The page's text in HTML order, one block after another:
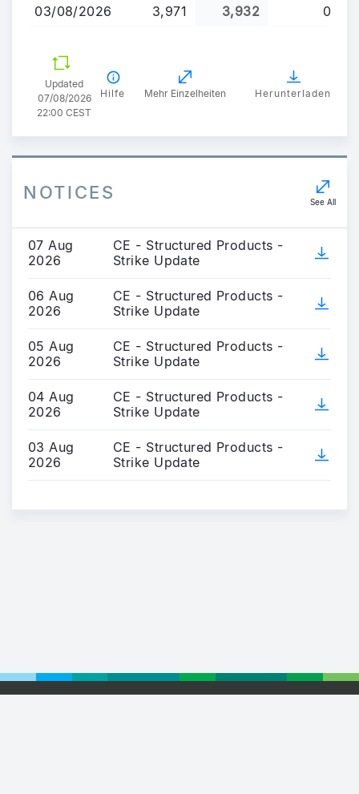
03/08/2026
3,971 3,932 0
Updated
07/08/2026
22:00 CEST
Hilfe Mehr Einzelheiten Herunterladen
NOTICES See All
07 Aug
2026
CE - Structured Products -
Strike Update
06 Aug
2026
CE - Structured Products -
Strike Update
05 Aug
2026
CE - Structured Products -
Strike Update
04 Aug
2026
CE - Structured Products -
Strike Update
03 Aug
2026
CE - Structured Products -
Strike Update